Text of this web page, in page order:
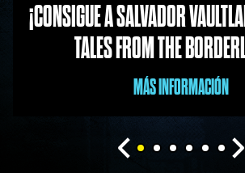
¡CONSIGUE A SALVADOR
TALES FROM THE
MÁS INFORMACIÓN